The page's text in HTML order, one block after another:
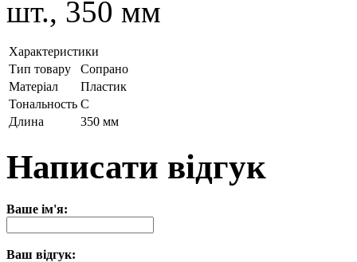
шт., 350 мм
Характеристики
Тип товару
Сопрано
Матеріал
Пластик
Тональность С
Длина
350 мм
Написати відгук
Ваше ім'я:
Ваш відгук: